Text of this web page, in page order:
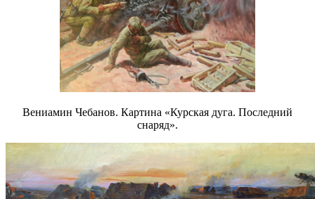
Вениамин Чебанов. Картина «Курская дуга. Последний
снаряд».